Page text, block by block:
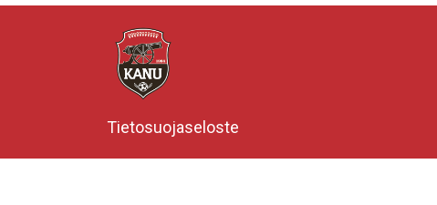
Tietosuojaseloste